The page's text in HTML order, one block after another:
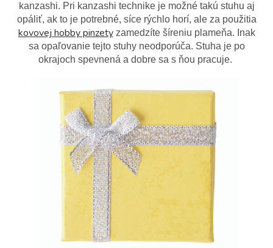
kanzashi. Pri kanzashi technike je možné takú stuhu aj
opáliť, ak to je potrebné, síce rýchlo horí, ale za použitia
kovovej hobby pinzetyzamedzíte šíreniu plameňa. Inak
sa opaľovanie tejto stuhy neodporúča. Stuha je po
okrajoch spevnená a dobre sa s ňou pracuje.